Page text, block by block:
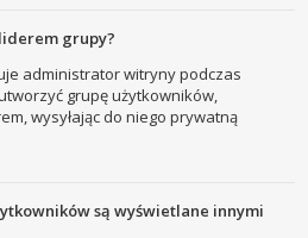
grupy?
administrator witryny podczas
grupę użytkowników,
wysyłając do niego prywatną
są wyświetlane innymi